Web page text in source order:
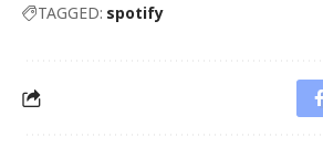
TAGGED: spotify